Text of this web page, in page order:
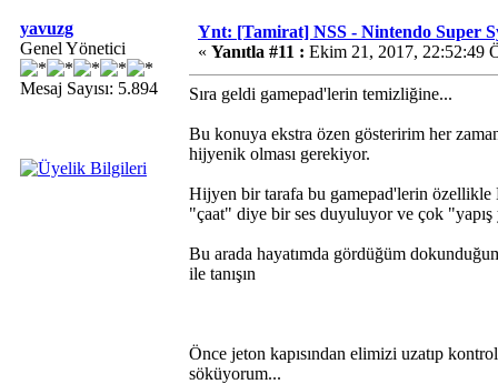
yavuzg
Genel Yönetici
Mesaj Sayısı: 5.894
Ynt: [Tamirat] NSS - Nintendo Super
« Yanıtla #11 : Ekim 21, 2017, 22:52:49
Sıra geldi gamepad'lerin temizliğine...
Bu konuya ekstra özen gösteririm her
hijyenik olması gerekiyor.
Hijyen bir tarafa bu gamepad'lerin özellikle
"çaat" diye bir ses duyuluyor ve çok
Bu arada hayatımda gördüğüm
ile tanışın
Önce jeton kapısından elimizi uzatıp
söküyorum...